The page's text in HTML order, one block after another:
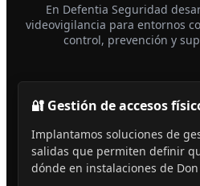
En Defentia Seguridad
videovigilancia para entornos
control, prevención y
🔐 Gestión de accesos
Implantamos soluciones de
salidas que permiten definir
dónde en instalaciones de